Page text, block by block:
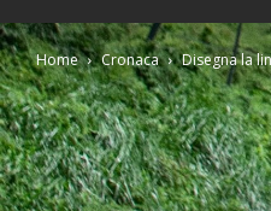
Home Cronaca Disegna la